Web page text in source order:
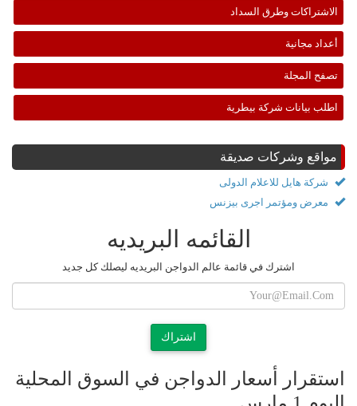
الاشتراكات وطرق السداد
أعداد مجانية
تصفح المجلة
اطلب بيانات شركة بيطرية
مواقع وشركات صديقة
شركة هايل للاعلام الدولى
معرض ومؤتمر اجرى بيزنس
القائمه البريديه
اشترك في قائمة عالم الدواجن البريديه ليصلك كل جديد
اشتراك
استقرار أسعار الدواجن في السوق المحلية